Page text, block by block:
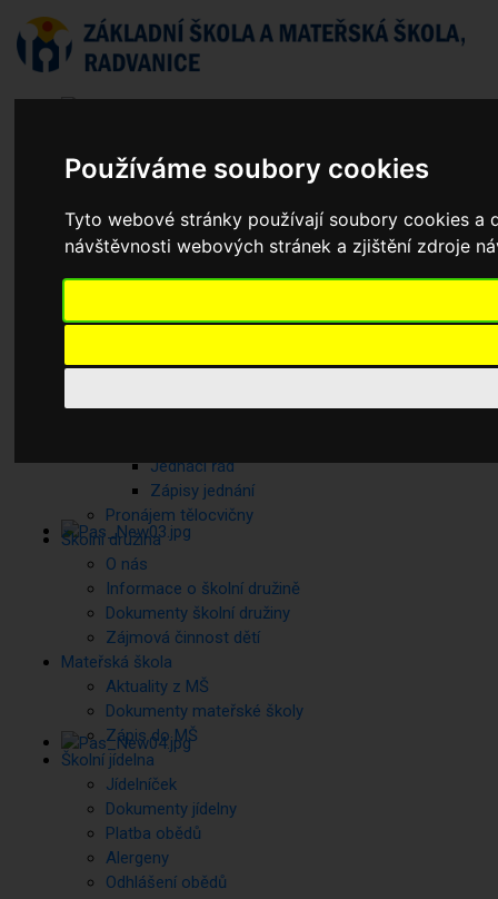
Používáme soubory cookies
Tyto webové stránky používají soubory cookies a
návštěvnosti webových stránek a zjištění zdroje
Základní škola
Jednací řád
Zápisy jednání
Pronájem tělocvičny
Školní družina
O nás
Informace o školní družině
Dokumenty školní družiny
Zájmová činnost dětí
Mateřská škola
Aktuality z MŠ
Dokumenty mateřské školy
Zápis do MŠ
Školní jídelna
Jídelníček
Dokumenty jídelny
Platba obědů
Alergeny
Odhlášení obědů